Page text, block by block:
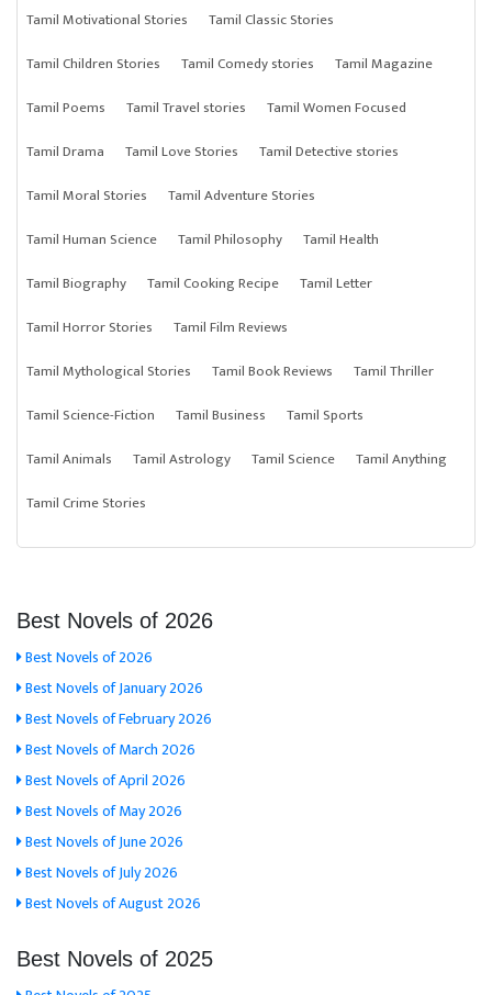
Tamil Motivational Stories
Tamil Classic Stories
Tamil Children Stories
Tamil Comedy stories
Tamil Magazine
Tamil Poems
Tamil Travel stories
Tamil Women Focused
Tamil Drama
Tamil Love Stories
Tamil Detective stories
Tamil Moral Stories
Tamil Adventure Stories
Tamil Human Science
Tamil Philosophy
Tamil Health
Tamil Biography
Tamil Cooking Recipe
Tamil Letter
Tamil Horror Stories
Tamil Film Reviews
Tamil Mythological Stories
Tamil Book Reviews
Tamil Thriller
Tamil Science-Fiction
Tamil Business
Tamil Sports
Tamil Animals
Tamil Astrology Tamil Science
Tamil Anything
Tamil Crime Stories
Best Novels of 2026
Best Novels of 2026
Best Novels of January 2026
Best Novels of February 2026
Best Novels of March 2026
Best Novels of April 2026
Best Novels of May 2026
Best Novels of June 2026
Best Novels of July 2026
Best Novels of August 2026
Best Novels of 2025